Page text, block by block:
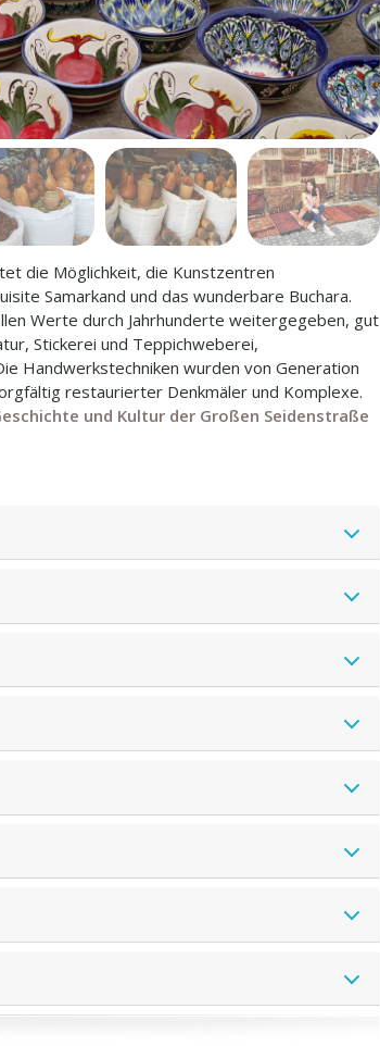
die Möglichkeit, die Kunstzentren
Samarkand und das wunderbare Buchara.
Werte durch Jahrhunderte weitergegeben, gut
Stickerei und Teppichweberei,
Handwerkstechniken wurden von Generation
restaurierter Denkmäler und Komplexe.
und Kultur der Großen Seidenstraße